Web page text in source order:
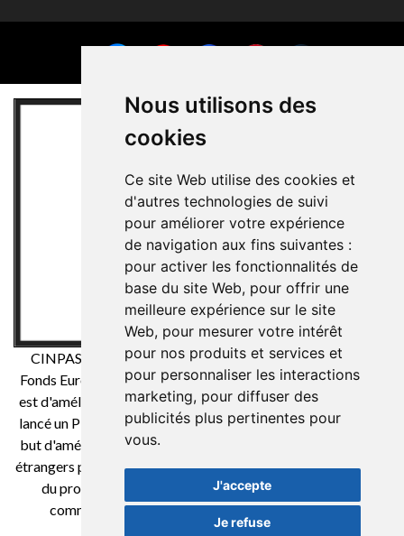
Nous utilisons des
cookies
Ce site Web utilise des cookies et
d'autres technologies de suivi
pour améliorer votre expérience
de navigation aux fins suivantes :
pour activer les fonctionnalités de
base du site Web, pour offrir une
meilleure expérience sur le site
Web, pour mesurer votre intérêt
pour nos produits et services et
pour personnaliser les interactions
marketing, pour diffuser des
publicités plus pertinentes pour
vous.
J'accepte
Je refuse
CINPASA Cintas y Pasamanería SA a été bénéficiaire du
Fonds Européen de Développement Régional dont l'objectif
est d'améliorer la compétitivité des PME et grâce auquel il a
lancé un Plan International de Marketing Numérique dans le
but d'améliorer son positionnement en ligne sur les marchés
étrangers pendant la 2021. Pour cela, il a bénéficié du soutien
du programme XPANDE DIGITAL de la Chambre de
commerce de Reus. Une façon de faire de l'Europe